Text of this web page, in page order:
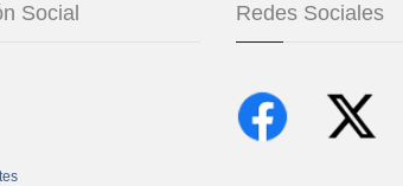
Social Redes Sociales